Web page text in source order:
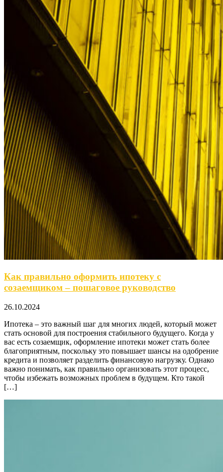
Как правильно оформить ипотеку с
созаемщиком – пошаговое руководство
26.10.2024
Ипотека – это важный шаг для многих людей, который может
стать основой для построения стабильного будущего. Когда у
вас есть созаемщик, оформление ипотеки может стать более
благоприятным, поскольку это повышает шансы на одобрение
кредита и позволяет разделить финансовую нагрузку. Однако
важно понимать, как правильно организовать этот процесс,
чтобы избежать возможных проблем в будущем. Кто такой
[…]